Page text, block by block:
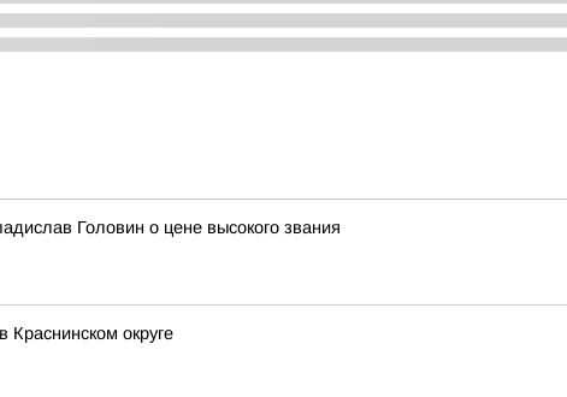
Головин о цене высокого звания
Краснинском округе